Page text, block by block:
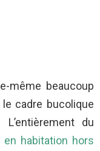
même beaucoup
cadre bucolique
du
habitation hors